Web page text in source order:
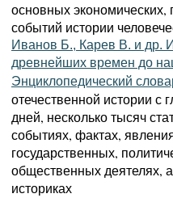
основных экономических,
событий истории
Иванов Б., Карев В. и др.
древнейших времен до
Энциклопедический
отечественной истории с
дней, несколько тысяч
событиях, фактах,
государственных,
общественных деятелях,
историках